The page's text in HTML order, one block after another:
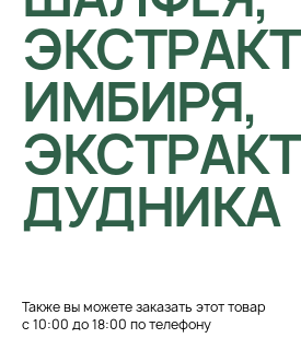
ЭКСТРАКТ
ИМБИРЯ,
ЭКСТРАКТ
ДУДНИКА
Также вы можете заказать этот товар
с 10:00 до 18:00 по телефону